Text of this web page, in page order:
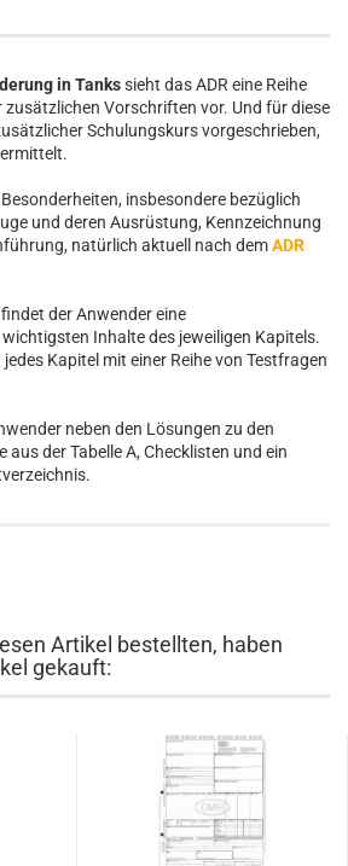
in Tankssieht das ADR eine Reihe
Vorschriften vor. Und für diese
Schulungskurs vorgeschrieben,
insbesondere bezüglich
und deren Ausrüstung, Kennzeichnung
natürlich aktuell nach demADR
der Anwender eine
Inhalte des jeweiligen Kapitels.
Kapitel mit einer Reihe von Testfragen
neben den Lösungen zu den
der Tabelle A, Checklisten und ein
Artikel bestellten, haben
gekauft: